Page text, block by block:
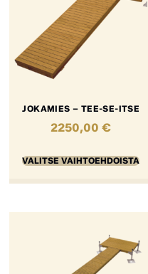
JOKAMIES – TEE-SE-ITSE
2250,00€
VALITSE VAIHTOEHDOISTA